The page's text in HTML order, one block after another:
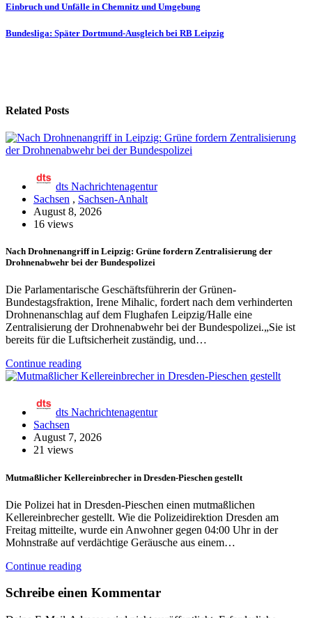
Beitragsnavigation
Einbruch und Unfälle in Chemnitz und Umgebung
Bundesliga: Später Dortmund-Ausgleich bei RB Leipzig
Related Posts
dts Nachrichtenagentur
Sachsen , Sachsen-Anhalt
August 8, 2026
16 views
Nach Drohnenangriff in Leipzig: Grüne fordern Zentralisierung der
Drohnenabwehr bei der Bundespolizei
Die Parlamentarische Geschäftsführerin der Grünen-
Bundestagsfraktion, Irene Mihalic, fordert nach dem verhinderten
Drohnenanschlag auf dem Flughafen Leipzig/Halle eine
Zentralisierung der Drohnenabwehr bei der Bundespolizei.„Sie ist
bereits für die Luftsicherheit zuständig, und…
Continue reading
dts Nachrichtenagentur
Sachsen
August 7, 2026
21 views
Mutmaßlicher Kellereinbrecher in Dresden-Pieschen gestellt
Die Polizei hat in Dresden-Pieschen einen mutmaßlichen
Kellereinbrecher gestellt. Wie die Polizeidirektion Dresden am
Freitag mitteilte, wurde ein Anwohner gegen 04:00 Uhr in der
Mohnstraße auf verdächtige Geräusche aus einem…
Continue reading
Schreibe einen Kommentar